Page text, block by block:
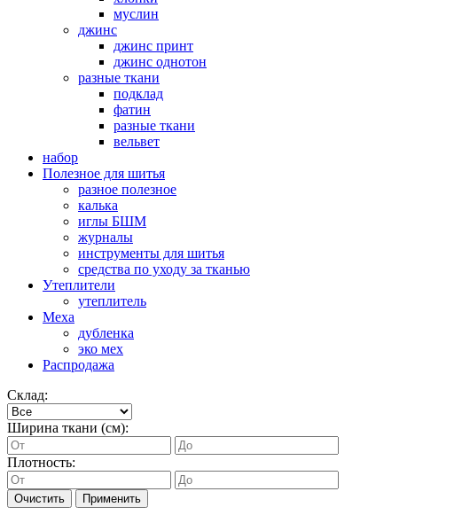
муслин
джинс
джинс принт
джинс однотон
разные ткани
подклад
фатин
разные ткани
вельвет
набор
Полезное для шитья
разное полезное
калька
иглы БШМ
журналы
инструменты для шитья
средства по уходу за тканью
Утеплители
утеплитель
Меха
дубленка
эко мех
Распродажа
Склад:
Ширина ткани (см):
Плотность:
Очистить Применить